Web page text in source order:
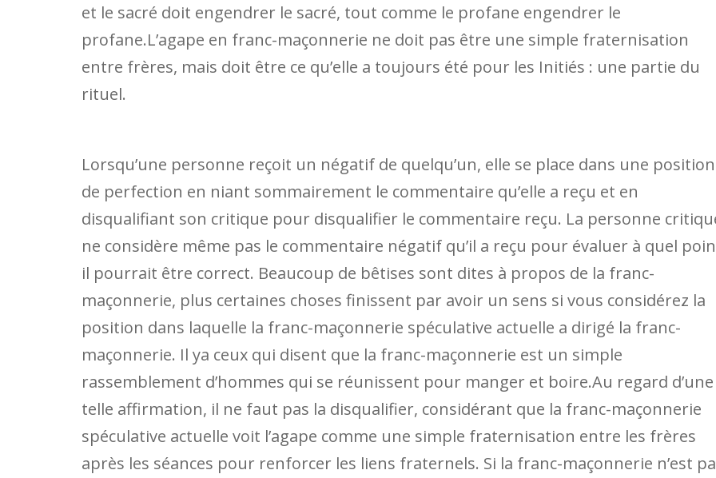
et le sacré doit engendrer le sacré, tout comme le profane engendrer le
profane.L’agape en franc-maçonnerie ne doit pas être une simple fraternisation
entre frères, mais doit être ce qu’elle a toujours été pour les Initiés : une partie du
rituel.
Lorsqu’une personne reçoit un négatif de quelqu’un, elle se place dans une position
de perfection en niant sommairement le commentaire qu’elle a reçu et en
disqualifiant son critique pour disqualifier le commentaire reçu. La personne
ne considère même pas le commentaire négatif qu’il a reçu pour évaluer à quel
il pourrait être correct. Beaucoup de bêtises sont dites à propos de la franc-
maçonnerie, plus certaines choses finissent par avoir un sens si vous considérez la
position dans laquelle la franc-maçonnerie spéculative actuelle a dirigé la franc-
maçonnerie. Il ya ceux qui disent que la franc-maçonnerie est un simple
rassemblement d’hommes qui se réunissent pour manger et boire.Au regard d’une
telle affirmation, il ne faut pas la disqualifier, considérant que la franc-maçonnerie
spéculative actuelle voit l’agape comme une simple fraternisation entre les frères
après les séances pour renforcer les liens fraternels. Si la franc-maçonnerie n’est